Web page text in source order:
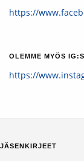
https://
OLEMME MYÖS
https://
JÄSENKIRJEET